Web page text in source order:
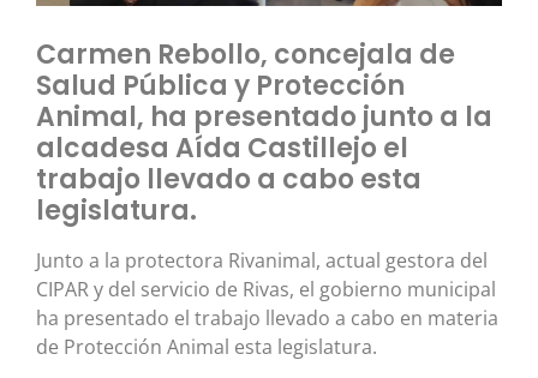
Carmen Rebollo, concejala de
Salud Pública y Protección
Animal, ha presentado junto a la
alcadesa Aída Castillejo el
trabajo llevado a cabo esta
legislatura.
Junto a la protectora Rivanimal, actual gestora del
CIPAR y del servicio de Rivas, el gobierno municipal
ha presentado el trabajo llevado a cabo en materia
de Protección Animal esta legislatura.